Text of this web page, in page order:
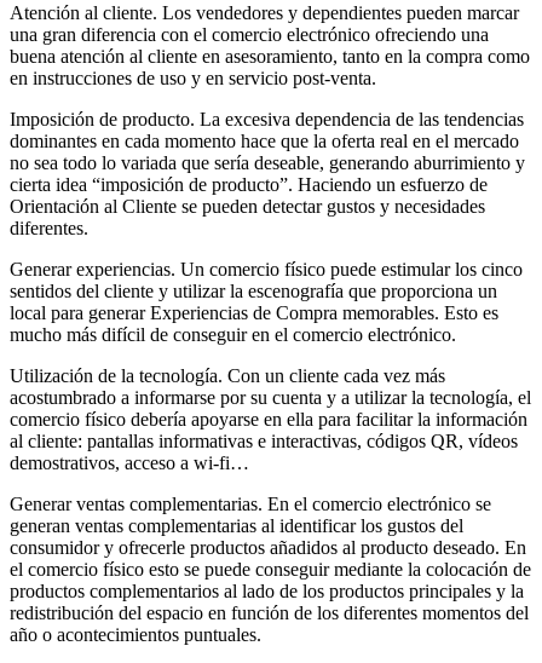
Atención al cliente. Los vendedores y dependientes pueden marcar
una gran diferencia con el comercio electrónico ofreciendo una
buena atención al cliente en asesoramiento, tanto en la compra como
en instrucciones de uso y en servicio post-venta.
Imposición de producto. La excesiva dependencia de las tendencias
dominantes en cada momento hace que la oferta real en el mercado
no sea todo lo variada que sería deseable, generando aburrimiento y
cierta idea “imposición de producto”. Haciendo un esfuerzo de
Orientación al Cliente se pueden detectar gustos y necesidades
diferentes.
Generar experiencias. Un comercio físico puede estimular los cinco
sentidos del cliente y utilizar la escenografía que proporciona un
local para generar Experiencias de Compra memorables. Esto es
mucho más difícil de conseguir en el comercio electrónico.
Utilización de la tecnología. Con un cliente cada vez más
acostumbrado a informarse por su cuenta y a utilizar la tecnología, el
comercio físico debería apoyarse en ella para facilitar la información
al cliente: pantallas informativas e interactivas, códigos QR, vídeos
demostrativos, acceso a wi-fi…
Generar ventas complementarias. En el comercio electrónico se
generan ventas complementarias al identificar los gustos del
consumidor y ofrecerle productos añadidos al producto deseado. En
el comercio físico esto se puede conseguir mediante la colocación de
productos complementarios al lado de los productos principales y la
redistribución del espacio en función de los diferentes momentos del
año o acontecimientos puntuales.